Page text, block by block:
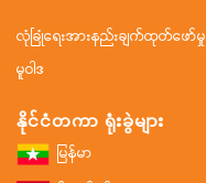
လုံခြုံရေးအားနည်းချက်ထုတ်ဖော်မှု
မူဝါဒ
နိုင်ငံတကာ ရုံးခွဲများ
မြန်မာ